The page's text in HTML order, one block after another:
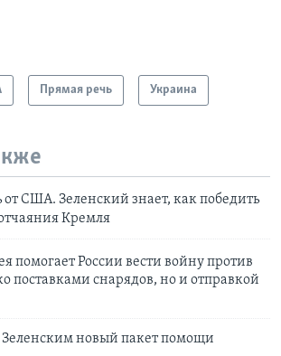
Прямая речь Украина
США. Зеленский знает, как победить
Кремля
помогает России вести войну против
поставками снарядов, но и отправкой
Зеленским новый пакет помощи